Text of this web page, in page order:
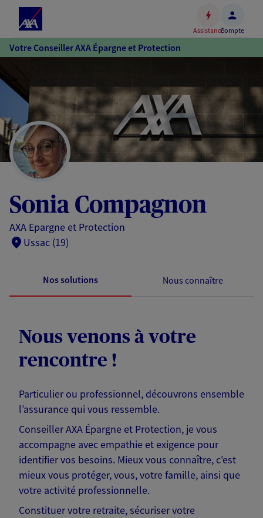
Accéder
au
Accéder
au
pied
de
page
AssistanceCompte
Votre Conseiller AXA Épargne et Protection
Sonia Compagnon
AXA Epargne et Protection
Ussac (19)
Nos solutions Nous connaître
Nous venons à votre
rencontre !
Particulier ou professionnel, découvrons ensemble
l’assurance qui vous ressemble.
Conseiller AXA Épargne et Protection, je vous
accompagne avec empathie et exigence pour
identifier vos besoins. Mieux vous connaître, c'est
mieux vous protéger, vous, votre famille, ainsi que
votre activité professionnelle.
Constituer votre retraite, sécuriser votre